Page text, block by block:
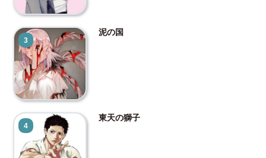
3
泥の国
4
東天の獅子